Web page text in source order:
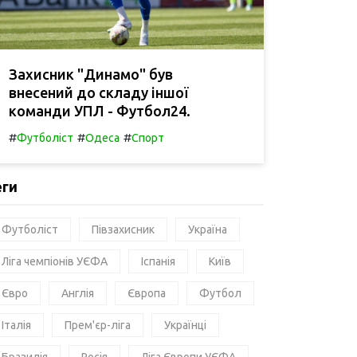
Захисник "Динамо" був
внесений до складу іншої
команди УПЛ - Футбол24.
#Футболіст #Одеса #Спорт
Футболіст Півзахисник Україна
Ліга чемпіонів УЄФА Іспанія Київ
Євро Англія Європа Футбол
Італія Прем'єр-ліга Українці